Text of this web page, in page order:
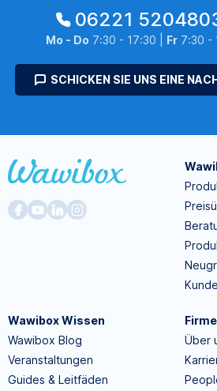
06221
Mo - Do 7:30 - 17:30 | Fr7:30 -
SCHICKEN SIE UNS EINE
Wawibox Wissen
Wawibox Blog
Veranstaltungen
Guides & Leitfäden
Über